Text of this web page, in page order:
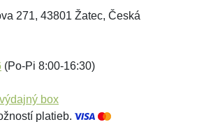
271, 43801 Žatec, Česká
(Po-Pi 8:00-16:30)
box
platieb.